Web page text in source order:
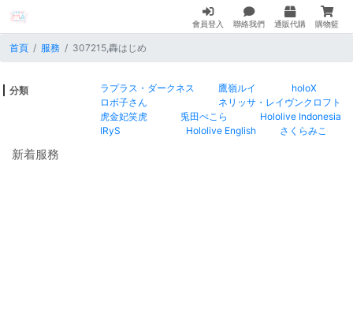
會員登入 聯絡我們 通販代購 購物籃
首頁 服務 307215,轟はじめ
分類 ラプラス・ダークネス 鷹嶺ルイ
holoX
ロボ子さん
ネリッサ・レイヴンクロフト
虎金妃笑虎
兎田ぺこら
Hololive Indonesia
IRyS
Hololive English さくらみこ
新着服務